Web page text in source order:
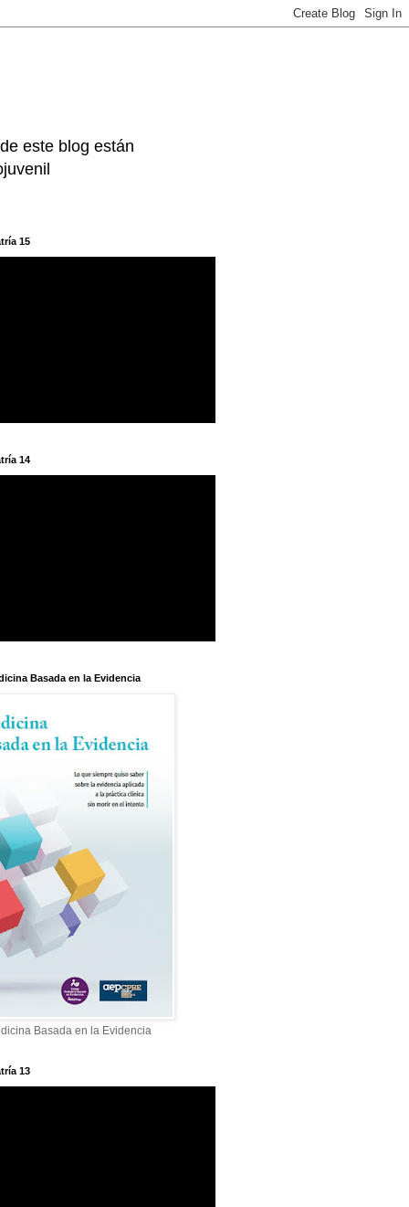
este blog están
15
14
Basada en la Evidencia
Basada en la Evidencia
13